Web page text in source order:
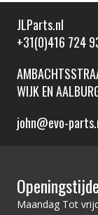
JLParts.nl
+31(0)416 724
WIJK EN
john@evo-
Maandag Tot